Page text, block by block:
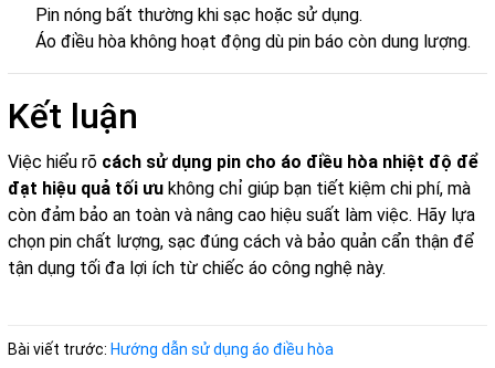
Pin nóng bất thường khi sạc hoặc sử dụng.
Áo điều hòa không hoạt động dù pin báo còn dung lượng.
Kết luận
Việc hiểu rõ cách sử dụng pin cho áo điều hòa nhiệt độ để
đạt hiệu quả tối ưu không chỉ giúp bạn tiết kiệm chi phí, mà
còn đảm bảo an toàn và nâng cao hiệu suất làm việc. Hãy lựa
chọn pin chất lượng, sạc đúng cách và bảo quản cẩn thận để
tận dụng tối đa lợi ích từ chiếc áo công nghệ này.
Bài viết trước: Hướng dẫn sử dụng áo điều hòa